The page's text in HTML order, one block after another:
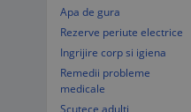
Apa de gura
Rezerve periute electrice
Ingrijire corp si igiena
Remedii probleme
medicale
Scutece adulti